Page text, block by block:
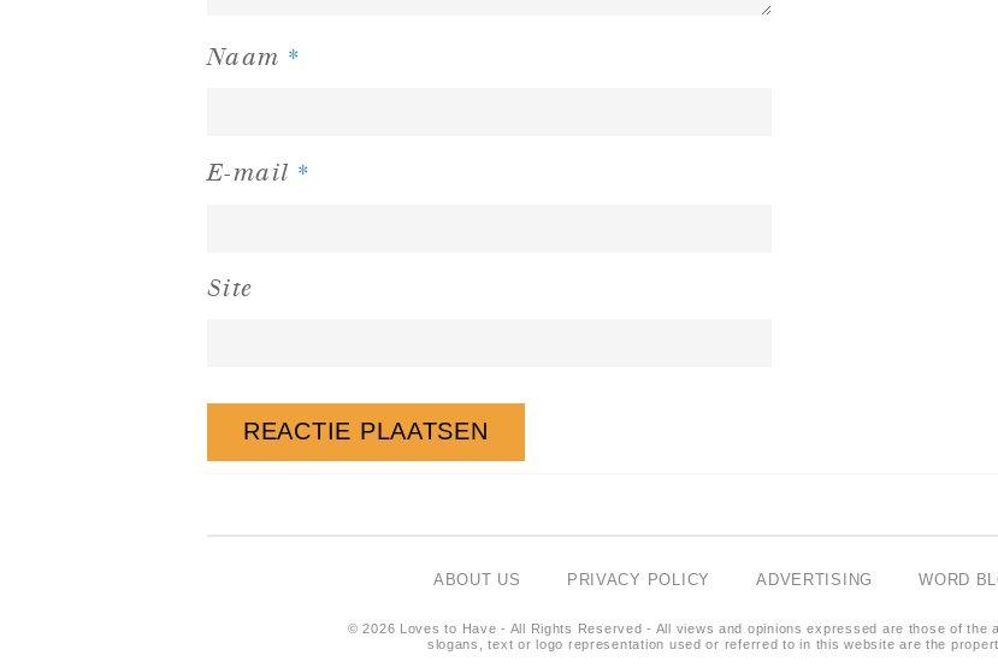
Naam *
E-mail *
Site
ABOUT US PRIVACY POLICY ADVERTISING WORD
© 2026 Loves to Have - All Rights Reserved - All views and opinions expressed are those of the
slogans, text or logo representation used or referred to in this website are the